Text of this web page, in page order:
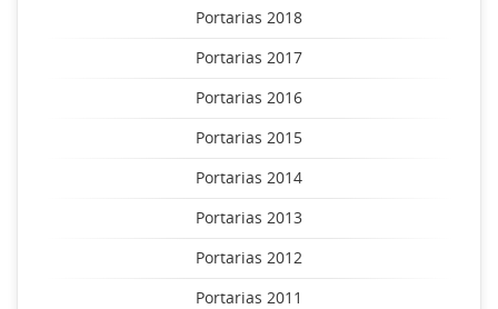
Portarias 2018
Portarias 2017
Portarias 2016
Portarias 2015
Portarias 2014
Portarias 2013
Portarias 2012
Portarias 2011